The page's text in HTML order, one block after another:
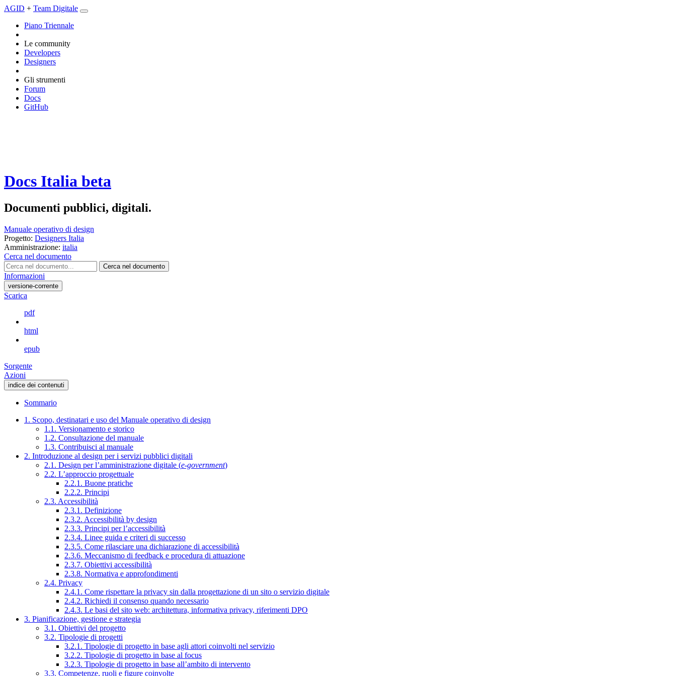
AGID + Team Digitale
Piano Triennale
Le community
Developers
Designers
Gli strumenti
Forum
Docs
GitHub
Docs Italia beta
Documenti pubblici, digitali.
Manuale operativo di design
Progetto: Designers Italia
Amministrazione: italia
Cerca nel documento
Cerca nel documento
Informazioni
versione-corrente
Scarica
pdf
html
epub
Sorgente
Azioni
indice dei contenuti
Sommario
1. Scopo, destinatari e uso del Manuale operativo di design
1.1. Versionamento e storico
1.2. Consultazione del manuale
1.3. Contribuisci al manuale
2. Introduzione al design per i servizi pubblici digitali
2.1. Design per l’amministrazione digitale (e-government)
2.2. L’approccio progettuale
2.2.1. Buone pratiche
2.2.2. Principi
2.3. Accessibilità
2.3.1. Definizione
2.3.2. Accessibilità by design
2.3.3. Principi per l’accessibilità
2.3.4. Linee guida e criteri di successo
2.3.5. Come rilasciare una dichiarazione di accessibilità
2.3.6. Meccanismo di feedback e procedura di attuazione
2.3.7. Obiettivi accessibilità
2.3.8. Normativa e approfondimenti
2.4. Privacy
2.4.1. Come rispettare la privacy sin dalla progettazione di un sito o servizio digitale
2.4.2. Richiedi il consenso quando necessario
2.4.3. Le basi del sito web: architettura, informativa privacy, riferimenti DPO
3. Pianificazione, gestione e strategia
3.1. Obiettivi del progetto
3.2. Tipologie di progetti
3.2.1. Tipologie di progetto in base agli attori coinvolti nel servizio
3.2.2. Tipologie di progetto in base al focus
3.2.3. Tipologie di progetto in base all’ambito di intervento
3.3. Competenze, ruoli e figure coinvolte